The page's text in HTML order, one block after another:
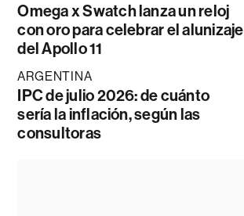
Omega x Swatch lanza un reloj
con oro para celebrar el alunizaje
del Apollo 11
ARGENTINA
IPC de julio 2026: de cuánto
sería la inflación, según las
consultoras